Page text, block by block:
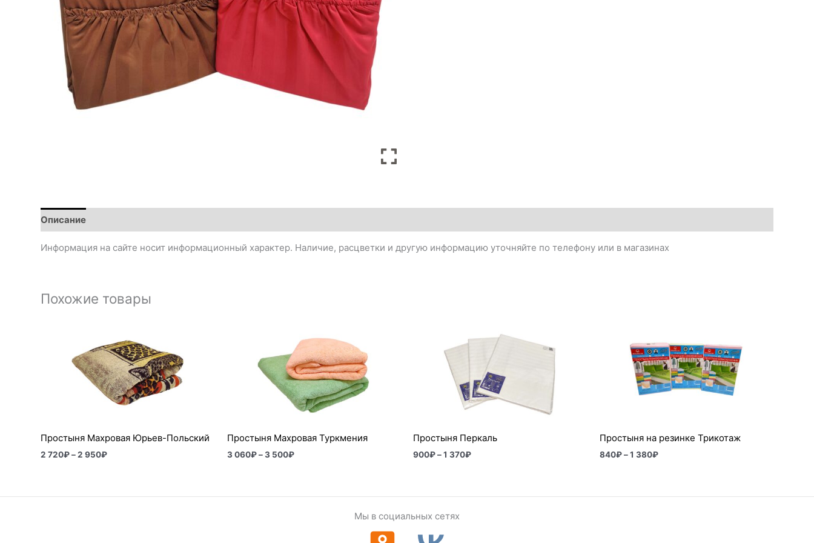
Описание
Информация на сайте носит информационный характер. Наличие, расцветки и другую информацию уточняйте по телефону или в магазинах
Похожие товары
Простыня Махровая Юрьев-Польский
2 720₽–2 950₽
720₽
2
950₽
Простыня Махровая Туркмения
3 060₽ – 3 500₽
3
060₽
–
3
500₽
Простыня Перкаль
900₽–1 370₽
900₽
370₽
Простыня на резинке Трикотаж
840₽ – 1 380₽
840₽
–
1
380₽
Мы в социальных сетях